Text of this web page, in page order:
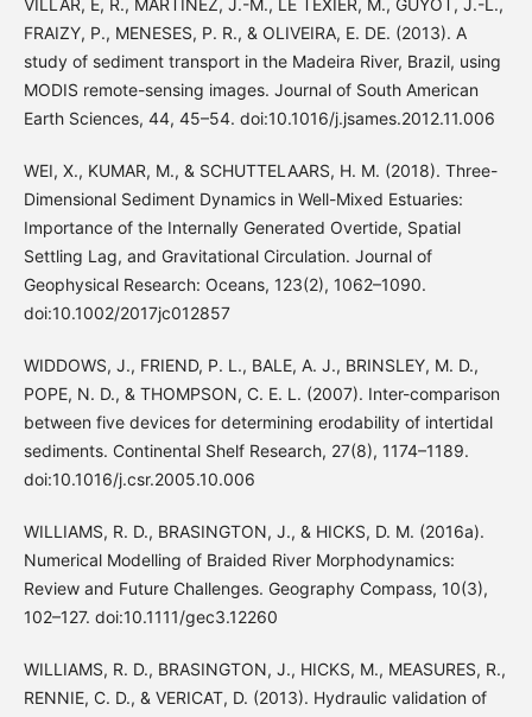
VILLAR, E, R., MARTINEZ, J.-M., LE TEXIER, M., GUYOT, J.-L.,
FRAIZY, P., MENESES, P. R., & OLIVEIRA, E. DE. (2013). A
study of sediment transport in the Madeira River, Brazil, using
MODIS remote-sensing images. Journal of South American
Earth Sciences, 44, 45–54. doi:10.1016/j.jsames.2012.11.006
WEI, X., KUMAR, M., & SCHUTTELAARS, H. M. (2018). Three-
Dimensional Sediment Dynamics in Well-Mixed Estuaries:
Importance of the Internally Generated Overtide, Spatial
Settling Lag, and Gravitational Circulation. Journal of
Geophysical Research: Oceans, 123(2), 1062–1090.
doi:10.1002/2017jc012857
WIDDOWS, J., FRIEND, P. L., BALE, A. J., BRINSLEY, M. D.,
POPE, N. D., & THOMPSON, C. E. L. (2007). Inter-comparison
between five devices for determining erodability of intertidal
sediments. Continental Shelf Research, 27(8), 1174–1189.
doi:10.1016/j.csr.2005.10.006
WILLIAMS, R. D., BRASINGTON, J., & HICKS, D. M. (2016a).
Numerical Modelling of Braided River Morphodynamics:
Review and Future Challenges. Geography Compass, 10(3),
102–127. doi:10.1111/gec3.12260
WILLIAMS, R. D., BRASINGTON, J., HICKS, M., MEASURES, R.,
RENNIE, C. D., & VERICAT, D. (2013). Hydraulic validation of